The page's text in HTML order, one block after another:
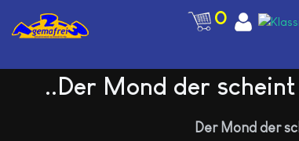
0
..Der Mond der
Der Mond der